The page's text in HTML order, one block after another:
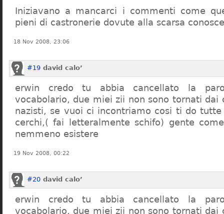
Iniziavano a mancarci i commenti come
pieni di castronerie dovute alla scarsa
18 Nov 2008, 23:06
#19 david calo’
erwin credo tu abbia cancellato la
vocabolario, due miei zii non sono tornati dai
nazisti, se vuoi ci incontriamo cosi ti do tutte
cerchi,( fai letteralmente schifo) gente
nemmeno esistere
19 Nov 2008, 00:22
#20 david calo’
erwin credo tu abbia cancellato la
vocabolario, due miei zii non sono tornati dai